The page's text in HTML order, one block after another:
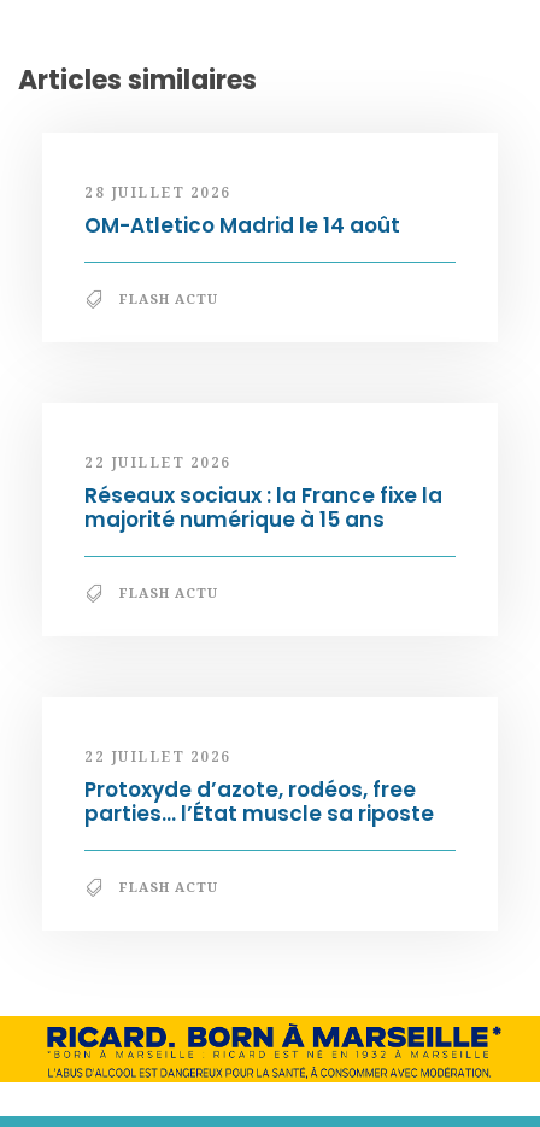
Articles similaires
28 JUILLET 2026
OM-Atletico Madrid le 14 août
FLASH ACTU
22 JUILLET 2026
Réseaux sociaux : la France fixe la
majorité numérique à 15 ans
FLASH ACTU
22 JUILLET 2026
Protoxyde d’azote, rodéos, free
parties… l’État muscle sa riposte
FLASH ACTU